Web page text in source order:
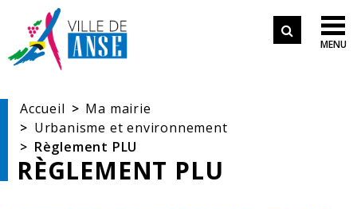
Aller au menu
Aller à la recherche

Formulaire
de
MENU
Accueil
Ma mairie
Urbanisme et environnement
Règlement PLU
RÈGLEMENT PLU